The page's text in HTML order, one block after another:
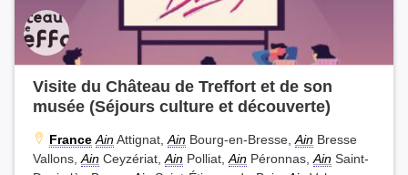
Visite du Château de Treffort et de son
musée (Séjours culture et découverte)
France AinAttignat, Ain Bourg-en-Bresse, Ain Bresse
Vallons, Ain Ceyzériat, Ain Polliat, Ain Péronnas, Ain Saint-